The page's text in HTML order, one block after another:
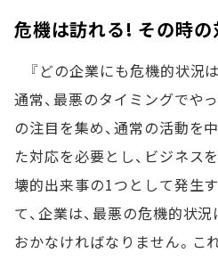
危機は訪れる! その時の
『どの企業にも危機的状況
通常、最悪のタイミングでや
の注目を集め、通常の活動を
た対応を必要とし、ビジネス
壊的出来事の1つとして発生
て、企業は、最悪の危機的状
おかなければなりません。こ